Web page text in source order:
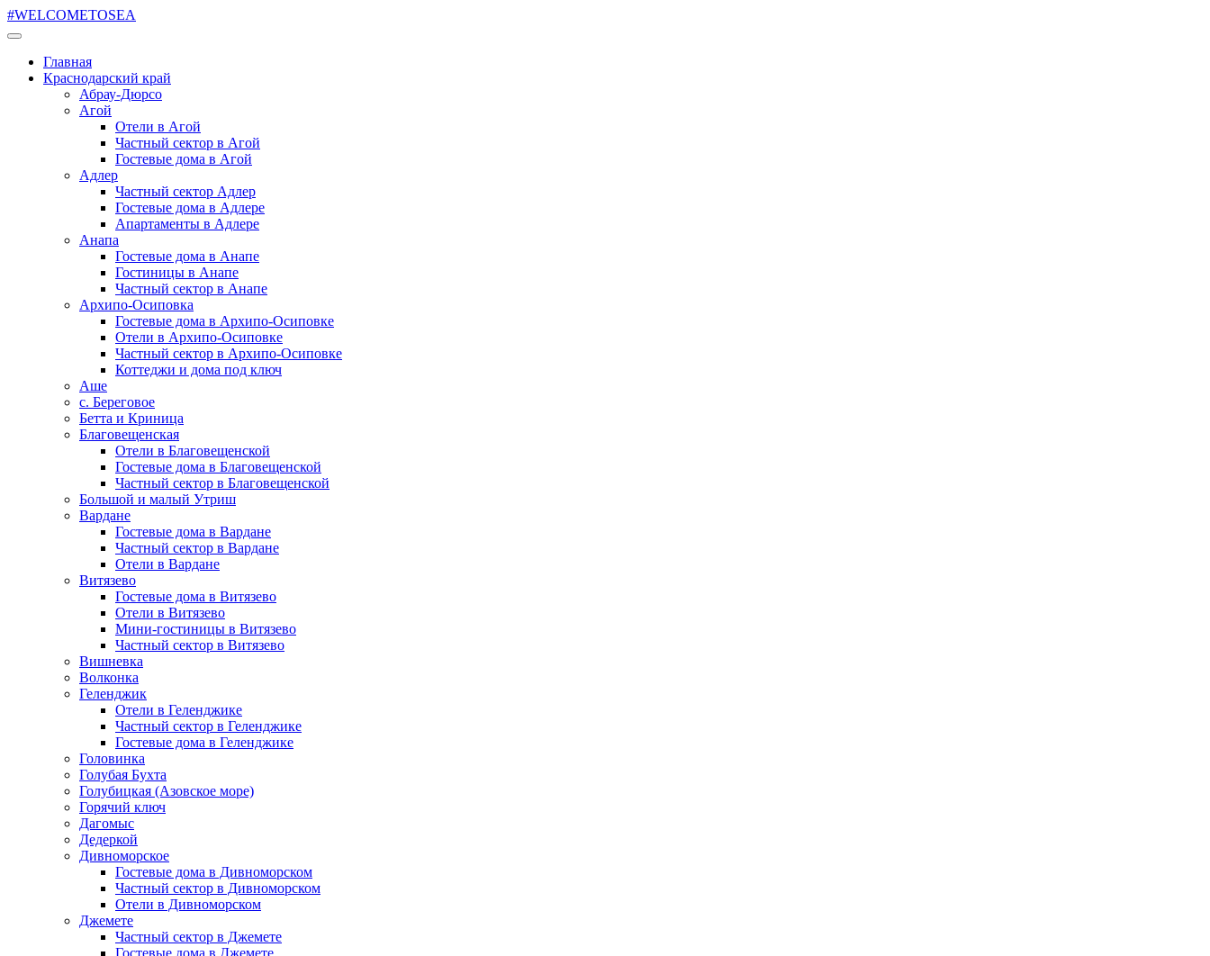
#WELCOMETOSEA
Главная
Краснодарский край
Абрау-Дюрсо
Агой
Отели в Агой
Частный сектор в Агой
Гостевые дома в Агой
Адлер
Частный сектор Адлер
Гостевые дома в Адлере
Апартаменты в Адлере
Анапа
Гостевые дома в Анапе
Гостиницы в Анапе
Частный сектор в Анапе
Архипо-Осиповка
Гостевые дома в Архипо-Осиповке
Отели в Архипо-Осиповке
Частный сектор в Архипо-Осиповке
Коттеджи и дома под ключ
Аше
с. Береговое
Бетта и Криница
Благовещенская
Отели в Благовещенской
Гостевые дома в Благовещенской
Частный сектор в Благовещенской
Большой и малый Утриш
Вардане
Гостевые дома в Вардане
Частный сектор в Вардане
Отели в Вардане
Витязево
Гостевые дома в Витязево
Отели в Витязево
Мини-гостиницы в Витязево
Частный сектор в Витязево
Вишневка
Волконка
Геленджик
Отели в Геленджике
Частный сектор в Геленджике
Гостевые дома в Геленджике
Головинка
Голубая Бухта
Голубицкая (Азовское море)
Горячий ключ
Дагомыс
Дедеркой
Дивноморское
Гостевые дома в Дивноморском
Частный сектор в Дивноморском
Отели в Дивноморском
Джемете
Частный сектор в Джемете
Гостевые дома в Джемете